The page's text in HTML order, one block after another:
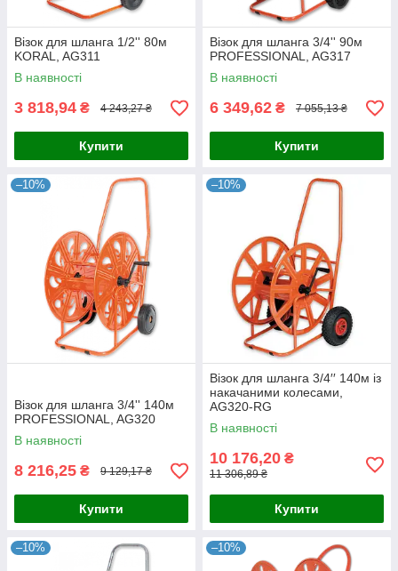
Візок для шланга 1/2'' 80м
KORAL, AG311
В наявності
3 818,94 ₴ 4 243,27 ₴
Купити
Візок для шланга 3/4'' 90м
PROFESSIONAL, AG317
В наявності
6 349,62 ₴ 7 055,13 ₴
Купити
–10%
Візок для шланга 3/4'' 140м
PROFESSIONAL, AG320
В наявності
8 216,25 ₴ 9 129,17 ₴
Купити
–10%
Візок для шланга 3/4′′ 140м із
накачаними колесами,
AG320-RG
В наявності
10 176,20 ₴
11 306,89 ₴
Купити
–10% –10%